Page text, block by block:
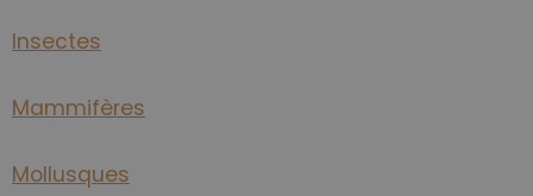
Insectes
Mammifères
Mollusques